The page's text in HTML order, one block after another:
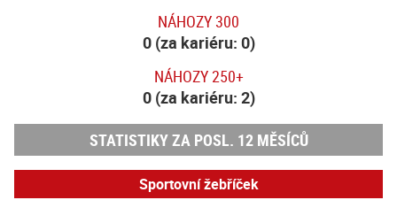
NÁHOZY 300
0 (za kariéru: 0)
NÁHOZY 250+
0 (za kariéru: 2)
STATISTIKY ZA POSL. 12 MĚSÍCŮ
Sportovní žebříček